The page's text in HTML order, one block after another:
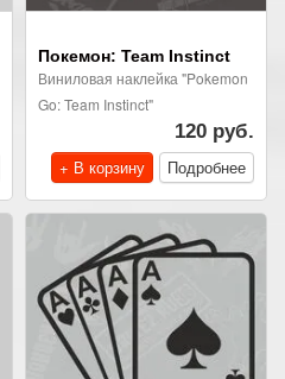
Покемон: Team Instinct
Виниловая наклейка "Pokemon
Go: Team Instinct"
120 руб.
+ В корзину
Подробнее